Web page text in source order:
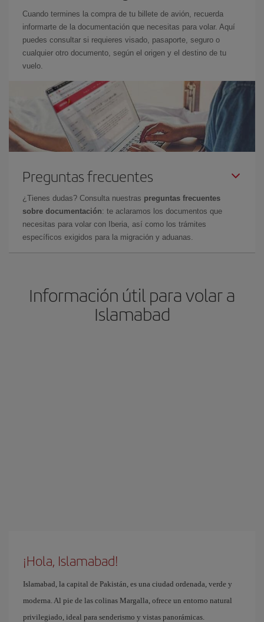
Cuando termines la compra de tu billete de avión, recuerda
informarte de la documentación que necesitas para volar. Aquí
puedes consultar si requieres visado, pasaporte, seguro o
cualquier otro documento, según el origen y el destino de tu
vuelo.
Preguntas frecuentes
¿Tienes dudas? Consulta nuestras preguntas frecuentes
sobre documentación: te aclaramos los documentos que
necesitas para volar con Iberia, así como los trámites
específicos exigidos para la migración y aduanas.
Información útil para volar a
Islamabad
¡Hola, Islamabad!
Islamabad, la capital de Pakistán, es una ciudad ordenada, verde y
moderna. Al pie de las colinas Margalla, ofrece un entorno natural
privilegiado, ideal para senderismo y vistas panorámicas.